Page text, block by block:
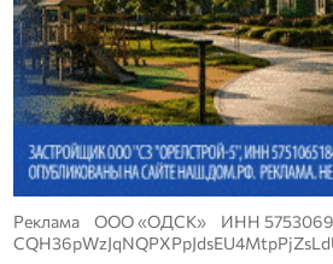
Реклама ООО «ОДСК» ИНН